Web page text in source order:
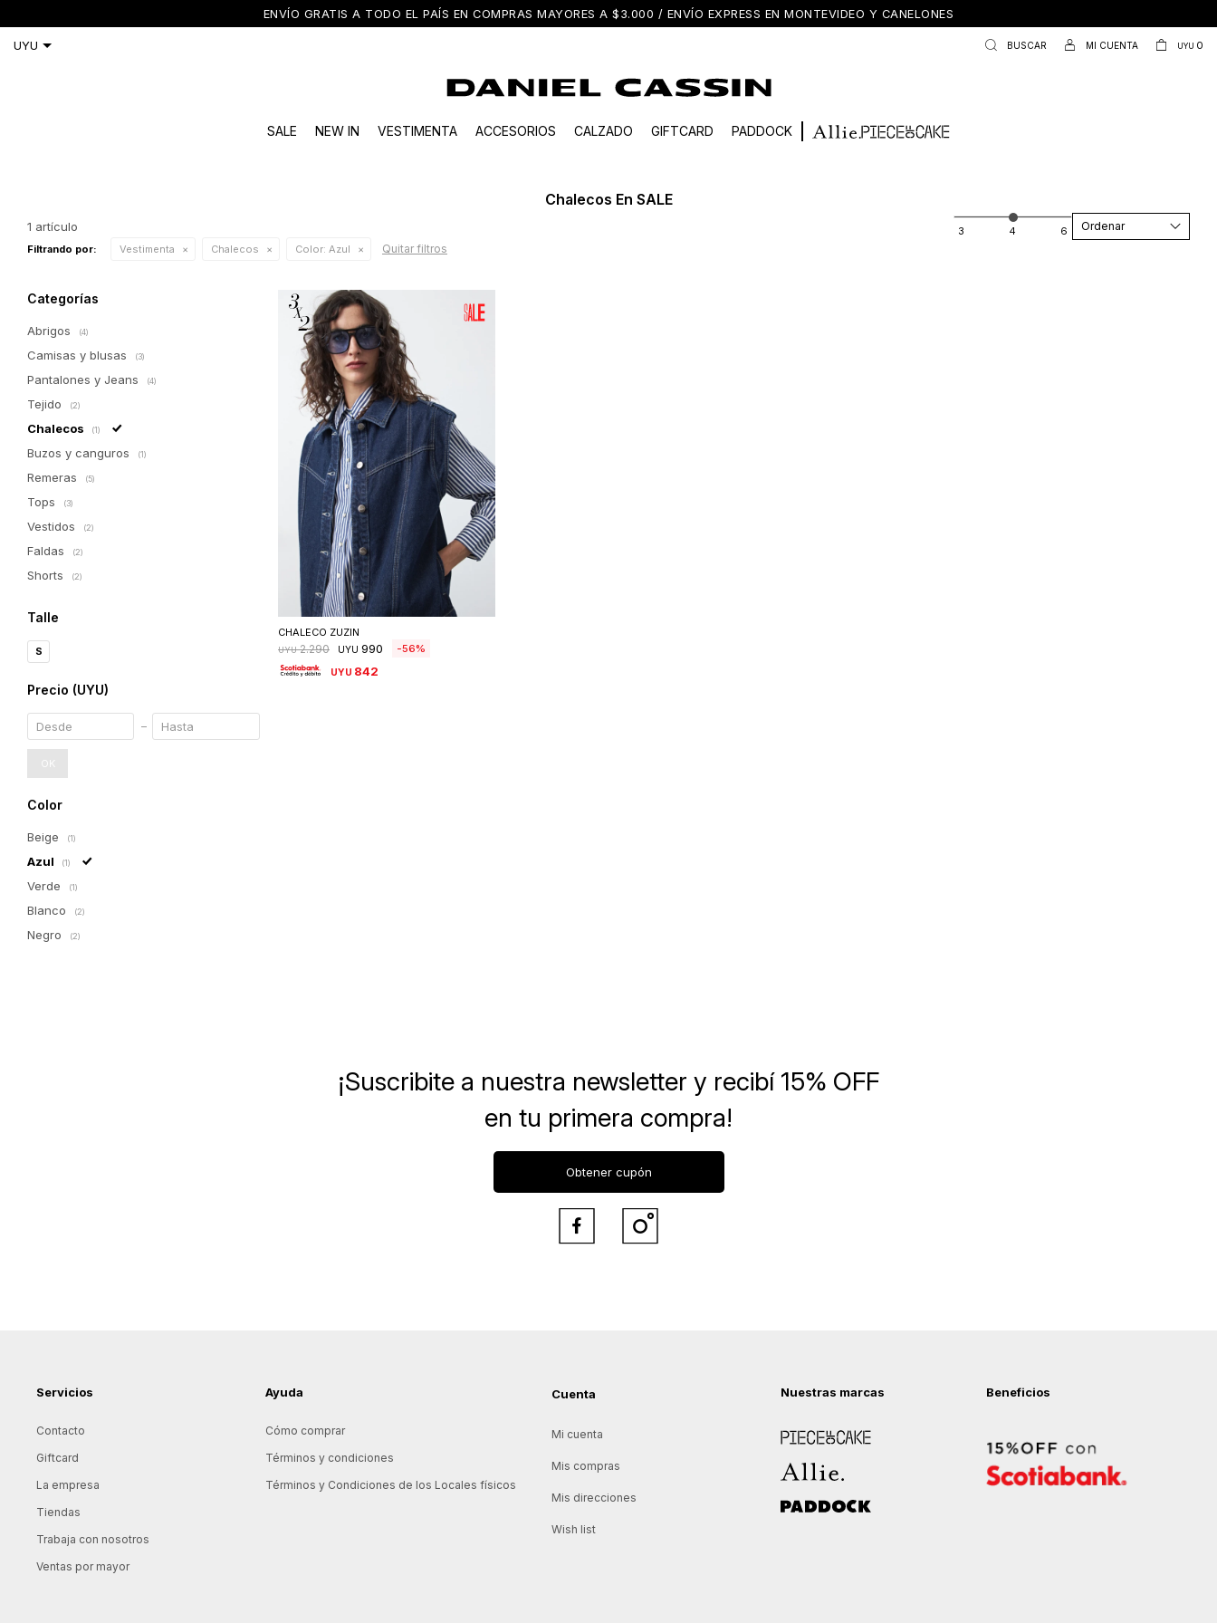
ENVÍO GRATIS A TODO EL PAÍS EN COMPRAS MAYORES A $3.000 / ENVÍO EXPRESS EN MONTEVIDEO Y CANELONES
SALE NEW IN VESTIMENTA ACCESORIOS CALZADO GIFTCARD PADDOCK
UYU 0
Chalecos En SALE
1 artículo Recomendados
Filtrando por: Vestimenta Chalecos Color: Azul Quitar filtros
Seleccionar talle
CHALECO ZUZIN
UYU 2.290 UYU 990 56
UYU 842
Categorías
Abrigos (4)
Camisas y blusas (3)
Pantalones y Jeans (4)
Tejido (2)
Chalecos (1)
Buzos y canguros (1)
Remeras (5)
Tops (3)
Vestidos (2)
Faldas (2)
Shorts (2)
Talle
S
Precio (UYU)
OK
Color
Beige (1)
Azul (1)
Verde (1)
Blanco (2)
Negro (2)
Servicios
Contacto
Giftcard
La empresa
Tiendas
Trabaja con nosotros
Ventas por mayor
Ayuda
Cómo comprar
Términos y condiciones
Términos y Condiciones de los Locales físicos
Cuenta
Mi cuenta
Mis compras
Mis direcciones
Wish list
Nuestras marcas
Piece of Cake
Allie
Paddock
Beneficios
¡Suscribite a nuestra newsletter y recibí 15% OFF
en tu primera compra!
Obtener cupón
 